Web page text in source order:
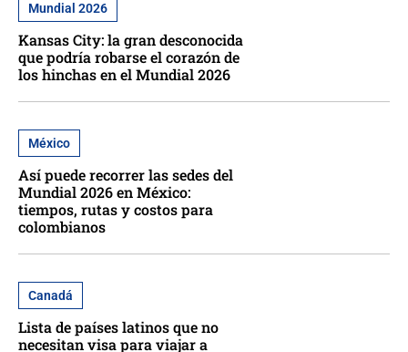
Mundial 2026
Kansas City: la gran desconocida
que podría robarse el corazón de
los hinchas en el Mundial 2026
México
Así puede recorrer las sedes del
Mundial 2026 en México:
tiempos, rutas y costos para
colombianos
Canadá
Lista de países latinos que no
necesitan visa para viajar a